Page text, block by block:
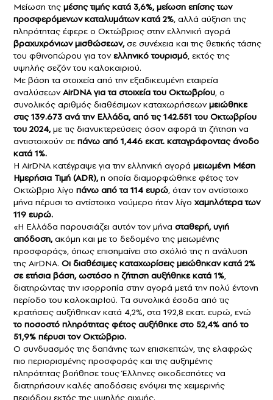
Μείωση της μέσης τιμής κατά 3,6%, μείωση επίσης των
προσφερόμενων καταλυμάτων κατά 2%, αλλά αύξηση της
πληρότητας έφερε ο Οκτώβριος στην ελληνική αγορά
βραχυχρόνιων μισθώσεων,σε συνέχεια και της θετικής τάσης
του φθινοπώρου για τονελληνικό τουρισμό, εκτός της
υψηλής σεζόν του καλοκαιριού.
Με βάση τα στοιχεία από την εξειδικευμένη εταιρεία
αναλύσεωνAirDNAγια τα στοιχεία του Οκτωβρίου, ο
συνολικός αριθμός διαθέσιμων καταχωρήσεωνμειώθηκε
στις 139.673 ανά την Ελλάδα, από τις 142.551 του Οκτωβρίου
του 2024,με τις διανυκτερεύσεις όσον αφορά τη ζήτηση να
αντιστοιχούν σε πάνω από 1,446 εκατ. καταγράφοντας άνοδο
κατά 1%.
Η AirDNA κατέγραψε για την ελληνική αγορά μειωμένη Μέση
Ημερήσια Τιμή (ADR),η οποία διαμορφώθηκε φέτος τον
Οκτώβριο λίγο πάνω από τα 114 ευρώ, όταν τον αντίστοιχο
μήνα πέρυσι το αντίστοιχο νούμερο ήταν λίγο χαμηλότερα των
119 ευρώ.
«Η Ελλάδα παρουσιάζει αυτόν τον μήνα σταθερή, υγιή
απόδοση,ακόμη και με το δεδομένο της μειωμένης
προσφοράς», όπως επισημαίνει στο σχόλιό της η ανάλυση
της AirDNA. Οι διαθέσιμες καταχωρίσεις μειώθηκαν κατά 2%
σε ετήσια βάση, ωστόσο η ζήτηση αυξήθηκε κατά 1%,
διατηρώντας την ισορροπία στην αγορά μετά την πολύ έντονη
περίοδο του καλοκαιρΙού. Τα συνολικά έσοδα από τις
κρατήσεις αυξήθηκαν κατά 4,2%, στα 192,8 εκατ. ευρώ, ενώ
το ποσοστό πληρότητας φέτος αυξήθηκε στο 52,4% από το
51,9% πέρυσι τον Οκτώβριο.
Ο συνδυασμός της δαπάνης των επισκεπτών, της ελαφρώς
πιο περιορισμένης προσφοράς και της αυξημένης
πληρότητας βοήθησε τους Έλληνες οικοδεσπότες να
διατηρήσουν καλές αποδόσεις ενόψει της χειμερινής